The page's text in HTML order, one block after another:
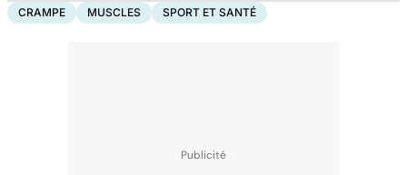
CRAMPE MUSCLES SPORT ET SANTÉ